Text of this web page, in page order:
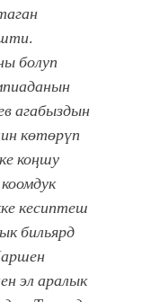
болуп
агабыздын
көтөрүп
коңшу
кесиптеш
бильярд
эл аралык